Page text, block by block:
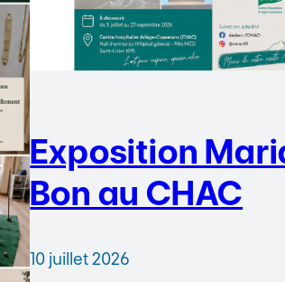
Exposition
Bon au CHAC
10 juillet 2026